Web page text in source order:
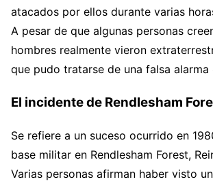
atacados por ellos durante varias
A pesar de que algunas personas
hombres realmente vieron
que pudo tratarse de una falsa alarma
El incidente de Rendlesham
Se refiere a un suceso ocurrido en
base militar en Rendlesham Forest,
Varias personas afirman haber visto